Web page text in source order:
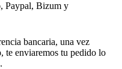
Paypal, Bizum y
bancaria, una vez
te enviaremos tu pedido lo